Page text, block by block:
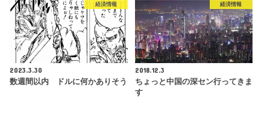
経済情報
2023.3.30
数週間以内 ドルに何かありそう
経済情報
2018.12.3
ちょっと中国の深セン行ってきま
す